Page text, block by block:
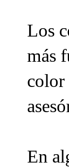
Los
más
color
En